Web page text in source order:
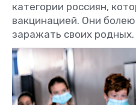
категории россиян,
вакцинацией. Они
заражать своих родных.